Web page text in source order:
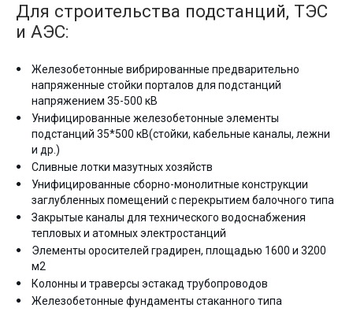
Для строительства подстанций, ТЭС
и АЭС:
Железобетонные вибрированные предварительно
напряженные стойки порталов для подстанций
напряжением 35-500 кВ
Унифицированные железобетонные элементы
подстанций 35*500 кВ(стойки, кабельные каналы, лежни
и др.)
Сливные лотки мазутных хозяйств
Унифицированные сборно-монолитные конструкции
заглубленных помещений с перекрытием балочного типа
Закрытые каналы для технического водоснабжения
тепловых и атомных электростанций
Элементы оросителей градирен, площадью 1600 и 3200
м2
Колонны и траверсы эстакад трубопроводов
Железобетонные фундаменты стаканного типа